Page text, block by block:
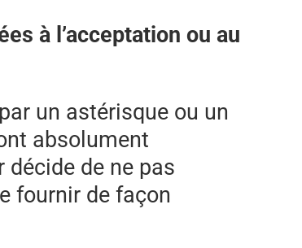
à l’acceptation ou au
un astérisque ou un
absolument
décide de ne pas
fournir de façon